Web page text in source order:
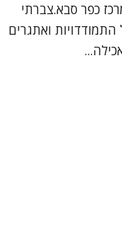
כפר סבא.צברתי
ואתגרים